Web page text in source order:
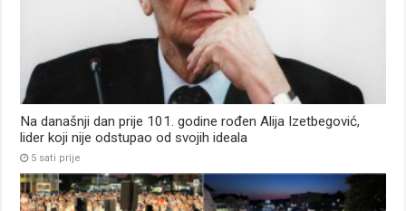
Na današnji dan prije 101. godine rođen Alija Izetbegović,
lider koji nije odstupao od svojih ideala
5 sati prije